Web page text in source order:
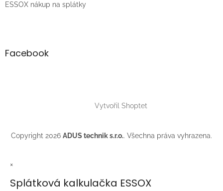
ESSOX nákup na splátky
Facebook
Vytvořil Shoptet
Copyright 2026 ADUS technik s.r.o.. Všechna práva vyhrazena.
×
Splátková kalkulačka ESSOX